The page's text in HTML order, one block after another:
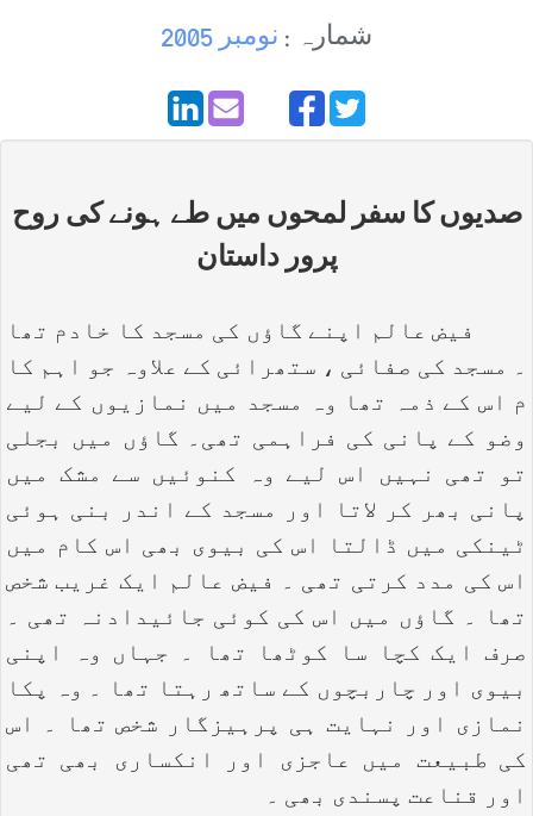
شمارہ : نومبر 2005
صدیوں کا سفر لمحوں میں طے ہونے کی روح
پرور داستان
فیض عالم اپنے گاؤں کی مسجد کا خادم تھا
۔ مسجد کی صفائی ، ستھرائی کے علاوہ جو اہم کا
م اس کے ذمہ تھا وہ مسجد میں نمازیوں کے لیے
وضو کے پانی کی فراہمی تھی۔ گاؤں میں بجلی
تو تھی نہیں اس لیے وہ کنوئیں سے مشک میں
پانی بھر کر لاتا اور مسجد کے اندر بنی ہوئی
ٹینکی میں ڈالتا اس کی بیوی بھی اس کام میں
اس کی مدد کرتی تھی ۔ فیض عالم ایک غریب شخص
تھا ۔ گاؤں میں اس کی کوئی جائیدادنہ تھی ۔
صرف ایک کچا سا کوٹھا تھا ۔ جہاں وہ اپنی
بیوی اور چاربچوں کے ساتھ رہتا تھا ۔ وہ پکا
نمازی اور نہایت ہی پرہیزگار شخص تھا ۔ اس
کی طبیعت میں عاجزی اور انکساری بھی تھی
اور قناعت پسندی بھی ۔